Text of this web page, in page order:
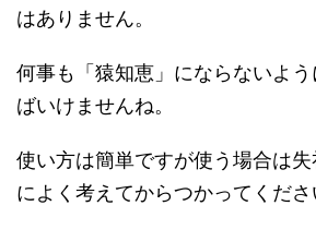
はありません。
何事も「猿知恵」にならないよ
ばいけませんね。
使い方は簡単ですが使う場合は
によく考えてからつかってくださ